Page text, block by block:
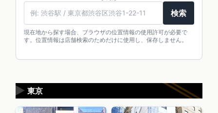
検索
現在地から探す場合、ブラウザの位置情報の使用許可が必要で
す。位置情報は店舗検索のためだけに使用し、保存しません。
東京
▶